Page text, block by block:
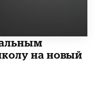
на новый